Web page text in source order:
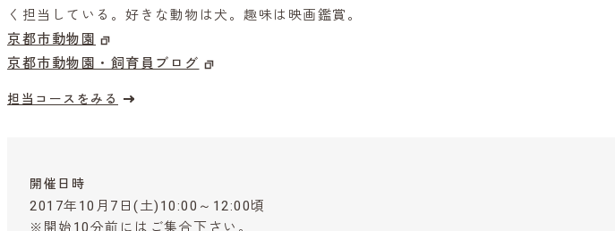
く担当している。好きな動物は犬。趣味は映画鑑賞。
京都市動物園
京都市動物園・飼育員ブログ
担当コースをみる
開催日時
2017年10月7日(土)10:00～12:00頃
※開始10分前にはご集合下さい。